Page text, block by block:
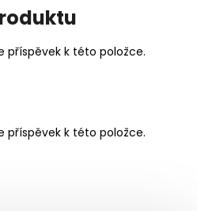
příspěvek k této položce.
příspěvek k této položce.